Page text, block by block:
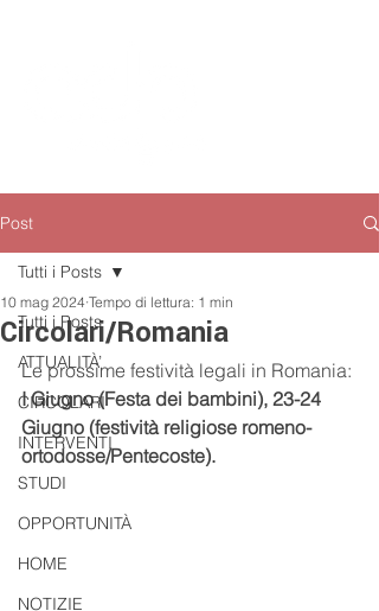
Post
Tutti i Posts
ATTUALITÀ’
CIRCOLARI
INTERVENTI
STUDI
OPPORTUNITÀ
HOME
NOTIZIE
Tutti i Posts
Circolari/Romania
10 mag 2024 Tempo di lettura: 1 min
Le prossime festività legali in Romania:
I Giugno (Festa dei bambini), 23-24
Giugno (festività religiose romeno-
ortodosse/Pentecoste).